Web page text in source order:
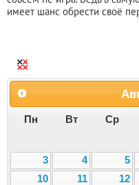
имеет шанс обрести своё
Пн Вт Ср
3
4 5
10
11 12